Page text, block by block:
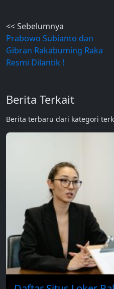
Post
navigation
<< Sebelumnya
Prabowo Subianto dan
Gibran Rakabuming Raka
Resmi Dilantik !
Berita Terkait
Berita terbaru dari kategori